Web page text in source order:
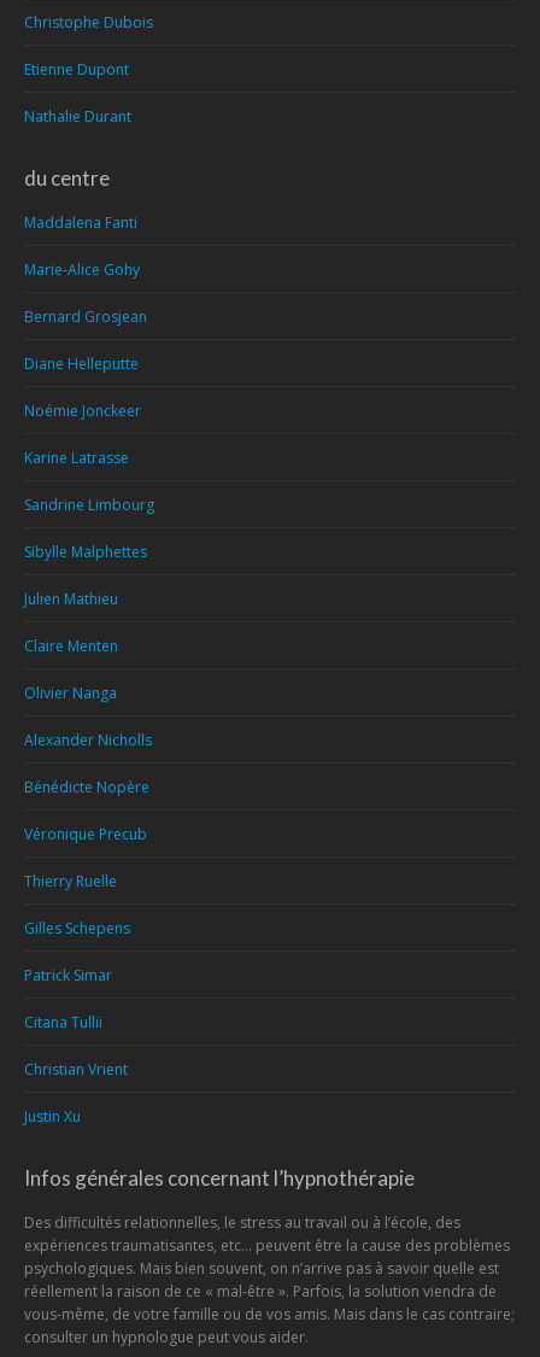
Christophe Dubois
Etienne Dupont
Nathalie Durant
du centre
Maddalena Fanti
Marie-Alice Gohy
Bernard Grosjean
Diane Helleputte
Noémie Jonckeer
Karine Latrasse
Sandrine Limbourg
Sibylle Malphettes
Julien Mathieu
Claire Menten
Olivier Nanga
Alexander Nicholls
Bénédicte Nopère
Véronique Precub
Thierry Ruelle
Gilles Schepens
Patrick Simar
Citana Tullii
Christian Vrient
Justin Xu
Infos générales concernant l’hypnothérapie
Des difficultés relationnelles, le stress au travail ou à l’école, des
expériences traumatisantes, etc… peuvent être la cause des problèmes
psychologiques. Mais bien souvent, on n’arrive pas à savoir quelle est
réellement la raison de ce « mal-être ». Parfois, la solution viendra de
vous-même, de votre famille ou de vos amis. Mais dans le cas contraire;
consulter un hypnologue peut vous aider.